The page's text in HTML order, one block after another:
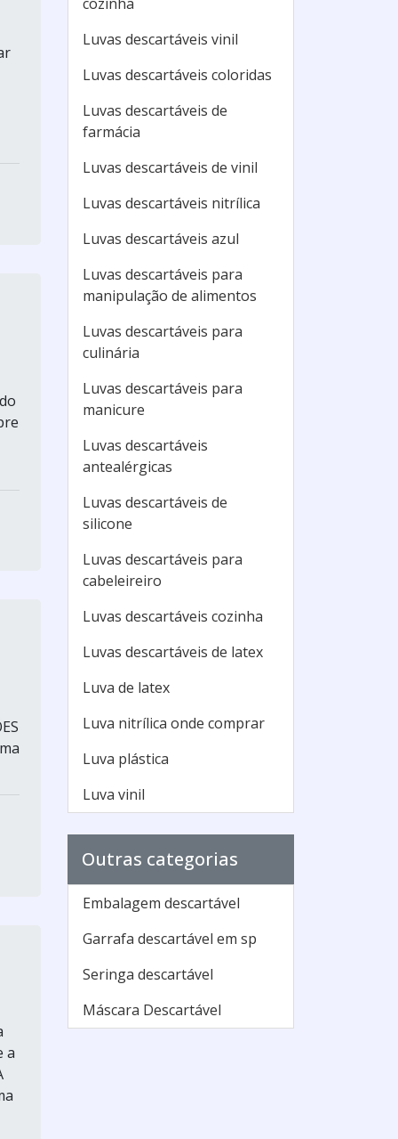
a
Luvas descartáveis vinil
Luvas descartáveis coloridas
Luvas descartáveis de
farmácia
Luvas descartáveis de vinil
Luvas descartáveis nitrílica
Luvas descartáveis azul
Luvas descartáveis para
manipulação de alimentos
Luvas descartáveis para
culinária
Luvas descartáveis para
manicure
Luvas descartáveis
antealérgicas
Luvas descartáveis de
silicone
Luvas descartáveis para
cabeleireiro
Luvas descartáveis cozinha
Luvas descartáveis de latex
Luva de latex
Luva nitrílica onde comprar
Luva plástica
Luva vinil
Outras categorias
Embalagem descartável
Garrafa descartável em sp
Seringa descartável
Máscara Descartável